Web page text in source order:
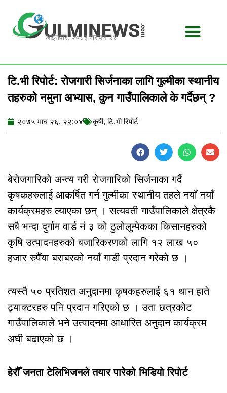
content
आईतवार, २०८३ श्रावण २४
टि.भी रिपोर्ट: रोजगारी सिर्जनाका लागि गुल्मीका स्थानीय
तहरुको नमुना अभ्यास, कुन गाउँपालिकाले के गर्दैछन् ?
२०७५ माघ २६, २२:०४ कृषी,टि.भी रिपोर्ट
बेराेजगारिकाे अन्त्य गरी राेजगारिकाे सिर्जनाका गर्दै
कृषकहरुलाई आकर्षित गर्न गुल्मीका स्थानीय तहले नयाँ नयाँ
कार्यक्रमहरु ल्याएका छन् । सत्यवती गाउँपालिकाले क्षेत्रकै
सबै भन्दा दुर्गाम वार्ड नं ३ को ठुलोलुम्पेकका किसानहरुको
कृषि उत्पादनहरुको बजारिकरणको लागि १२ लाख ५०
हजार रुपैँया बराबरको नयाँ गाडी प्रदान गरेको छ ।
त्यस्तै ५० प्रतिशत अनुदानमा कृषकहरुलाई ६१ थान हाते
ट्र्याक्टरहरु पनि प्रदान गरिएको छ । उता छत्रकोट
गाउँपालिकाले भने उत्पादनमा आधारित अनुदान कार्यक्रम
अघी बढाएको छ ।
हेरौँ जनता टेलिभिजनले तयार पारेको भिडियो रिपाेर्ट